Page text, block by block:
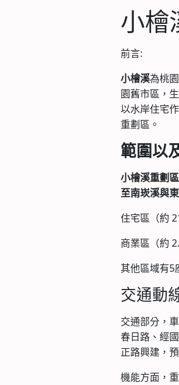
小檜
前言:
小檜溪為桃
園舊市區，
以水岸住宅
重劃區。
範圍以
小檜溪重劃
至南崁溪與
住宅區（約
商業區（約
其他區域有5
交通動
交通部分，
春日路、經
正路興建，
機能方面，